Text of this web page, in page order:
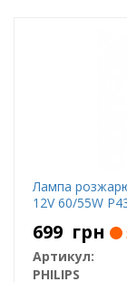
Лампа
12V 60/55W
699 грн
Артикул:
PHILIPS